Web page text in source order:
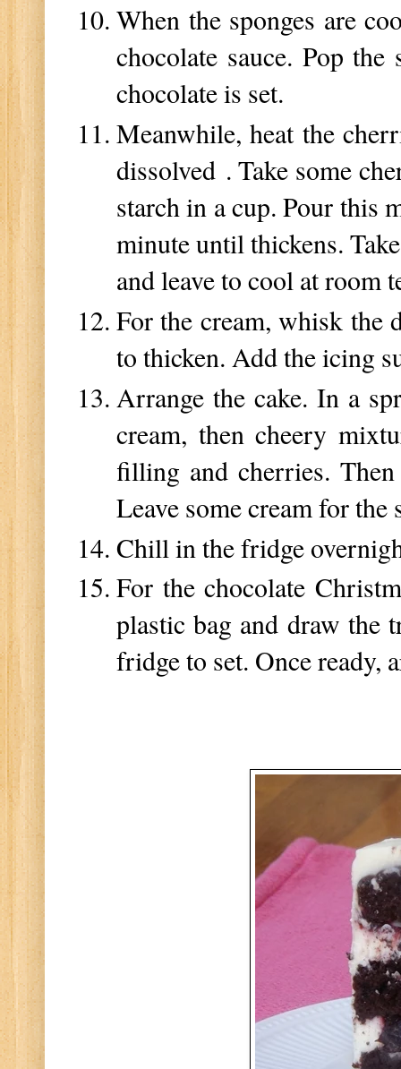
When the sponges are
chocolate sauce. Pop
chocolate is set.
Meanwhile, heat the
dissolved . Take some
starch in a cup. Pour this
minute until thickens.
and leave to cool at room
For the cream, whisk the
to thicken. Add the icing
Arrange the cake. In a
cream, then cheery
filling and cherries.
Leave some cream for the
Chill in the fridge
For the chocolate
plastic bag and draw the
fridge to set. Once ready,